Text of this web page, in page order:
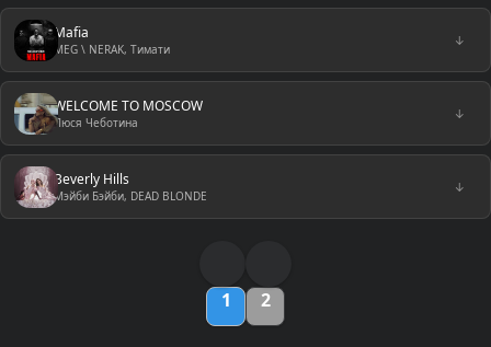
Mafia
MEG \ NERAK, Тимати
↓
WELCOME TO MOSCOW
Люся Чеботина
↓
Beverly Hills
Мэйби Бэйби, DEAD BLONDE
↓
1 2